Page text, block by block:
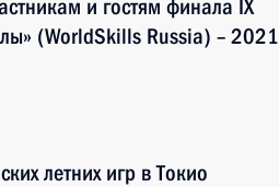
и гостям финала IX
(WorldSkills Russia) – 2021
летних игр в Токио